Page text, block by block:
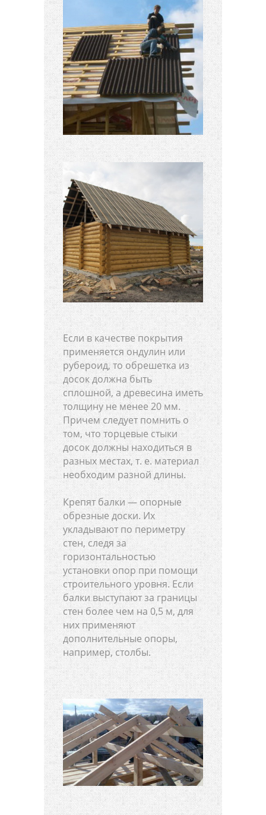
Если в качестве покрытия
применяется ондулин или
рубероид, то обрешетка из
досок должна быть
сплошной, а древесина иметь
толщину не менее 20 мм.
Причем следует помнить о
том, что торцевые стыки
досок должны находиться в
разных местах, т. е. материал
необходим разной длины.
Крепят балки — опорные
обрезные доски. Их
укладывают по периметру
стен, следя за
горизонтальностью
установки опор при помощи
строительного уровня. Если
балки выступают за границы
стен более чем на 0,5 м, для
них применяют
дополнительные опоры,
например, столбы.